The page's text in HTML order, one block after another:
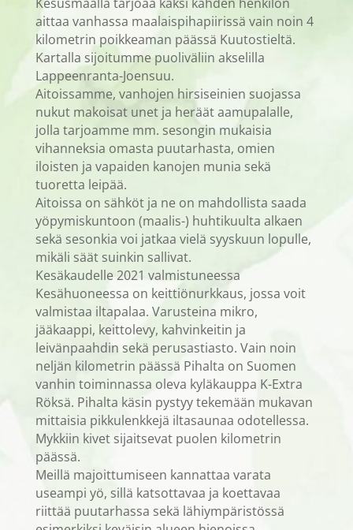
aittaa vanhassa maalaispihapiirissä vain noin 4
kilometrin poikkeaman päässä Kuutostieltä.
Kartalla sijoitumme puoliväliin akselilla
Lappeenranta-Joensuu.
Aitoissamme, vanhojen hirsiseinien suojassa
nukut makoisat unet ja heräät aamupalalle,
jolla tarjoamme mm. sesongin mukaisia
vihanneksia omasta puutarhasta, omien
iloisten ja vapaiden kanojen munia sekä
tuoretta leipää.
Aitoissa on sähköt ja ne on mahdollista saada
yöpymiskuntoon (maalis-) huhtikuulta alkaen
sekä sesonkia voi jatkaa vielä syyskuun lopulle,
mikäli säät suinkin sallivat.
Kesäkaudelle 2021 valmistuneessa
Kesähuoneessa on keittiönurkkaus, jossa voit
valmistaa iltapalaa. Varusteina mikro,
jääkaappi, keittolevy, kahvinkeitin ja
leivänpaahdin sekä perusastiasto. Vain noin
neljän kilometrin päässä Pihalta on Suomen
vanhin toiminnassa oleva kyläkauppa K-Extra
Röksä. Pihalta käsin pystyy tekemään mukavan
mittaisia pikkulenkkejä iltasaunaa odotellessa.
Mykkiin kivet sijaitsevat puolen kilometrin
päässä.
Meillä majoittumiseen kannattaa varata
useampi yö, sillä katsottavaa ja koettavaa
riittää puutarhassa sekä lähiympäristössä